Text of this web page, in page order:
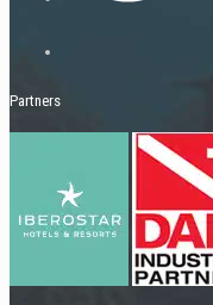
Partners